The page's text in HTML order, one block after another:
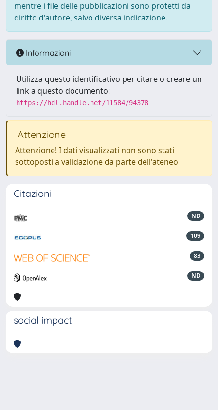
mentre i file delle pubblicazioni sono protetti da
diritto d'autore, salvo diversa indicazione.
Informazioni
Utilizza questo identificativo per citare o creare un
link a questo documento:
https://hdl.handle.net/11584/94378
Attenzione
Attenzione! I dati visualizzati non sono stati
sottoposti a validazione da parte dell'ateneo
Citazioni
ND
109
83
ND
social impact